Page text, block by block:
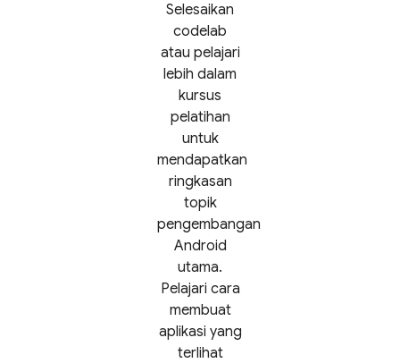
Selesaikan
codelab
atau pelajari
lebih dalam
kursus
pelatihan
untuk
mendapatkan
ringkasan
topik
pengembangan
Android
utama.
Pelajari cara
membuat
aplikasi yang
terlihat